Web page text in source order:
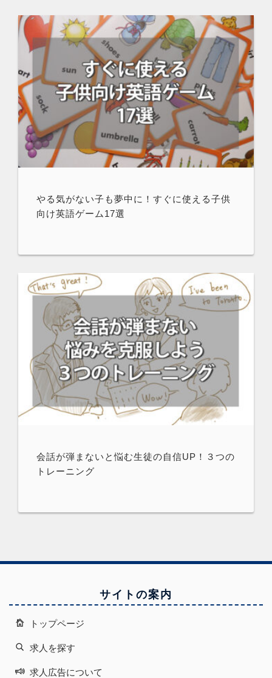
やる気がない子も夢中に！すぐに使える子供
向け英語ゲーム17選
会話が弾まないと悩む生徒の自信UP！３つの
トレーニング
サイトの案内
トップページ
求人を探す
求人広告について